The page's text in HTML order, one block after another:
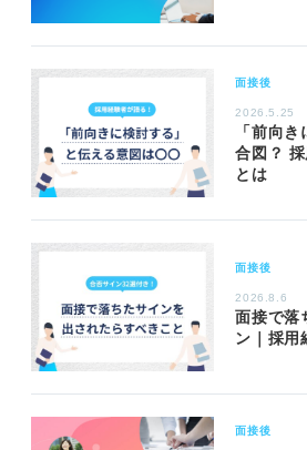
面接後
2026.5.25
「前向
合図？
とは
面接後
2026.8.6
面接で落
ン｜採用
面接後